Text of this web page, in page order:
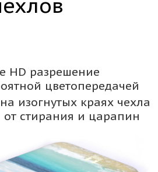
HD разрешение
цветопередачей
изогнутых краях чехла
стирания и царапин